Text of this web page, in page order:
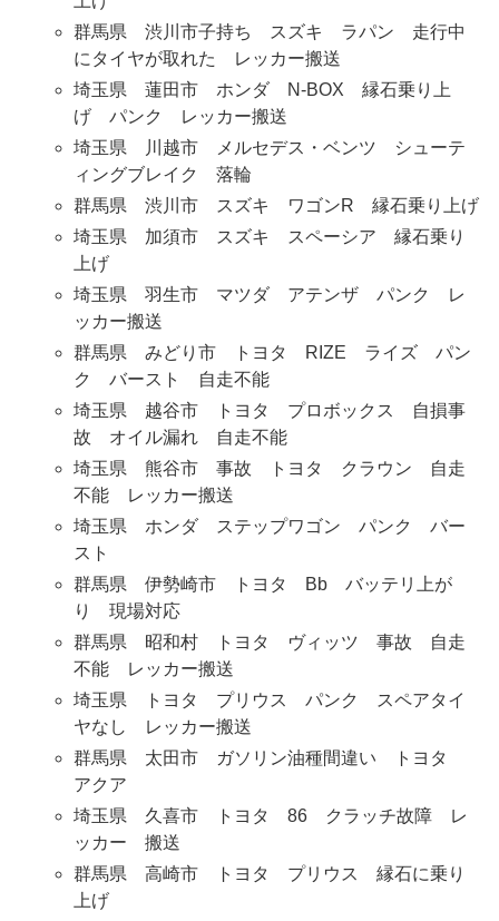
群馬県 渋川市子持ち スズキ ラパン 走行中
にタイヤが取れた レッカー搬送
埼玉県 蓮田市 ホンダ N-BOX 縁石乗り上
げ パンク レッカー搬送
埼玉県 川越市 メルセデス・ベンツ シューテ
ィングブレイク 落輪
群馬県 渋川市 スズキ ワゴンR 縁石乗り上げ
埼玉県 加須市 スズキ スペーシア 縁石乗り
上げ
埼玉県 羽生市 マツダ アテンザ パンク レ
ッカー搬送
群馬県 みどり市 トヨタ RIZE ライズ パン
ク バースト 自走不能
埼玉県 越谷市 トヨタ プロボックス 自損事
故 オイル漏れ 自走不能
埼玉県 熊谷市 事故 トヨタ クラウン 自走
不能 レッカー搬送
埼玉県 ホンダ ステップワゴン パンク バー
スト
群馬県 伊勢崎市 トヨタ Bb バッテリ上が
り 現場対応
群馬県 昭和村 トヨタ ヴィッツ 事故 自走
不能 レッカー搬送
埼玉県 トヨタ プリウス パンク スペアタイ
ヤなし レッカー搬送
群馬県 太田市 ガソリン油種間違い トヨタ
アクア
埼玉県 久喜市 トヨタ 86 クラッチ故障 レ
ッカー 搬送
群馬県 高崎市 トヨタ プリウス 縁石に乗り
上げ